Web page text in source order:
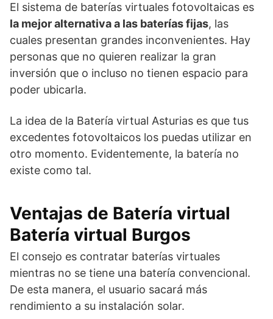
El sistema de baterías virtuales fotovoltaicas es
la mejor alternativa a las baterías fijas, las
cuales presentan grandes inconvenientes. Hay
personas que no quieren realizar la gran
inversión que o incluso no tienen espacio para
poder ubicarla.
La idea de la Batería virtual Asturias es que tus
excedentes fotovoltaicos los puedas utilizar en
otro momento. Evidentemente, la batería no
existe como tal.
Ventajas de Batería virtual
Batería virtual Burgos
El consejo es contratar baterías virtuales
mientras no se tiene una batería convencional.
De esta manera, el usuario sacará más
rendimiento a su instalación solar.